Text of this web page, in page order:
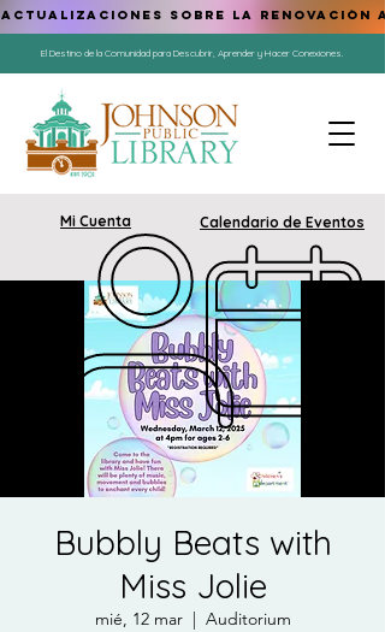
El Destino de la Comunidad para Descubrir, Aprender y Hacer Conexiones.
Mi Cuenta Calendario de Eventos
ACTUALIZACIONES SOBRE LA RENOVACIÓN
Bubbly Beats with
Miss Jolie
mié, 12 mar
  |
Auditorium